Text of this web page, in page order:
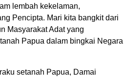
lembah kekelaman,
Pencipta. Mari kita bangkit dari
Masyarakat Adat yang
Papua dalam bingkai Negara
setanah Papua, Damai